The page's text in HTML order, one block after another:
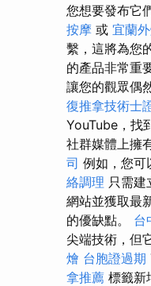
您想要發布它
按摩 或 宜蘭
繫，這將為您
的產品非常重
讓您的觀眾偶
復推拿技術士
YouTube，找
社群媒體上擁
司 例如，您
絡調理 只需
網站並獲取最
的優缺點。 台
尖端技術，但
燴 台胞證過期
拿推薦 標籤新